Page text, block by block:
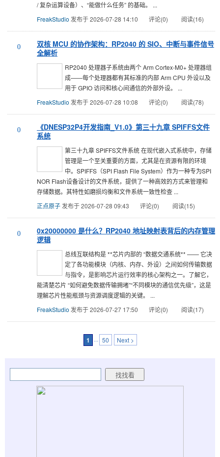
/ 复杂运算设备）、“能做什么任务” 的基础。 ...
FreakStudio 发布于 2026-07-28 14:10 评论(0) 阅读(16)
0
双核 MCU 的协作架构：RP2040 的 SIO、中断与事件信号
全解析
RP2040 处理器子系统由两个 Arm Cortex-M0+ 处理器组
成——每个处理器都有其标准的内部 Arm CPU 外设以及
用于 GPIO 访问和核心间通信的外部外设。 ...
FreakStudio 发布于 2026-07-28 10:08 评论(0) 阅读(78)
0
《DNESP32P4开发指南_V1.0》第三十九章 SPIFFS文件
系统
第三十九章 SPIFFS文件系统 在现代嵌入式系统中，存储
管理是一个至关重要的方面，尤其是在资源有限的环境
中。SPIFFS（SPI Flash File System）作为一种专为SPI
NOR Flash设备设计的文件系统，提供了一种高效的方式来管理和
存储数据。其特性如磨损均衡和文件系统一致性检查 ...
正点原子 发布于 2026-07-28 09:43 评论(0) 阅读(15)
0
0x20000000 是什么？RP2040 地址映射表背后的内存管理
逻辑
总线互联结构是​ **芯片内部的 “数据交通系统**​ —— 它决
定了各功能模块（内核、内存、外设）之间如何传输数据
与指令，是影响芯片运行效率的核心架构之一。了解它，
能清楚芯片 “如何避免数据传输拥堵”“不同模块的通信优先级”，这是
理解芯片性能瓶颈与资源调度逻辑的关键。 ...
FreakStudio 发布于 2026-07-27 17:50 评论(0) 阅读(17)
1 ··· 50 Next >